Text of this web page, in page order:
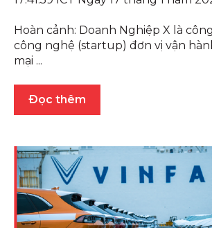
Hoàn cảnh: Doanh Nghiệp X là
công nghệ (startup) đơn vị vận
mại ...
Đọc thêm